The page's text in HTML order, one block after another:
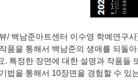
/ 백남준아트센터 이수영 학예연구
품을 통해서 백남준의 생애를 되돌
. 특정한 장면에 대한 설명과 작품들
법을 통해서 10장면을 경험할 수 있